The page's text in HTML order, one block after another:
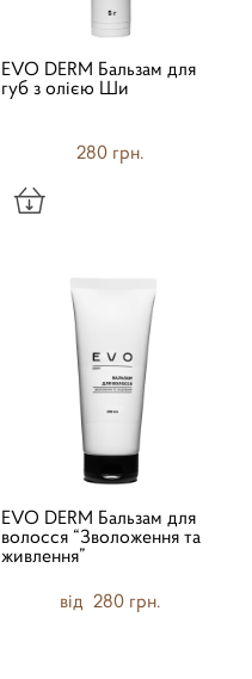
EVO DERM Бальзам для
губ з олією Ши
280 грн.
EVO DERM Бальзам для
волосся “Зволоження та
живлення”
від 280 грн.